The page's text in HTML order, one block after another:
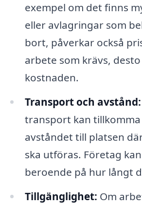
exempel om det finns
eller avlagringar som
bort, påverkar också
arbete som krävs,
kostnaden.
Transport och avstånd:
transport kan
avståndet till platsen
ska utföras. Företag
beroende på hur långt
Tillgänglighet: Om